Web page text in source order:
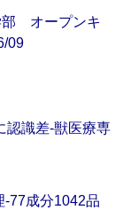
オープンキ
09
認識差‐獣医療専
‐77成分1042品